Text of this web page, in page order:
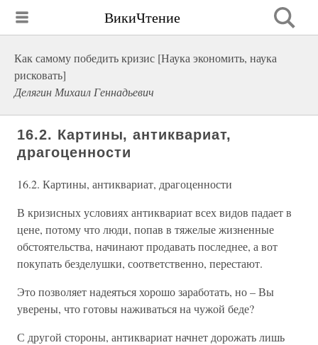
ВикиЧтение
Как самому победить кризис [Наука экономить, наука
рисковать]
Делягин Михаил Геннадьевич
16.2. Картины, антиквариат,
драгоценности
16.2. Картины, антиквариат, драгоценности
В кризисных условиях антиквариат всех видов падает в
цене, потому что люди, попав в тяжелые жизненные
обстоятельства, начинают продавать последнее, а вот
покупать безделушки, соответственно, перестают.
Это позволяет надеяться хорошо заработать, но – Вы
уверены, что готовы наживаться на чужой беде?
С другой стороны, антиквариат начнет дорожать лишь